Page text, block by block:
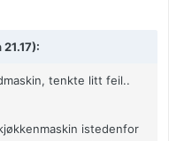
tenkte litt feil..
istedenfor